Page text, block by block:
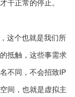
这个也就是我们所
抵触，这些事需求
不同，不会招致IP
间，也就是虚拟主